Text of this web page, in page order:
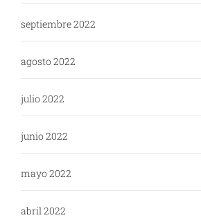
septiembre 2022
agosto 2022
julio 2022
junio 2022
mayo 2022
abril 2022